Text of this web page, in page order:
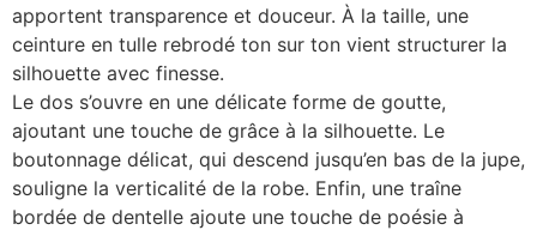
apportent transparence et douceur. À la taille, une
ceinture en tulle rebrodé ton sur ton vient structurer la
silhouette avec finesse.
Le dos s’ouvre en une délicate forme de goutte,
ajoutant une touche de grâce à la silhouette. Le
boutonnage délicat, qui descend jusqu’en bas de la jupe,
souligne la verticalité de la robe. Enfin, une traîne
bordée de dentelle ajoute une touche de poésie à